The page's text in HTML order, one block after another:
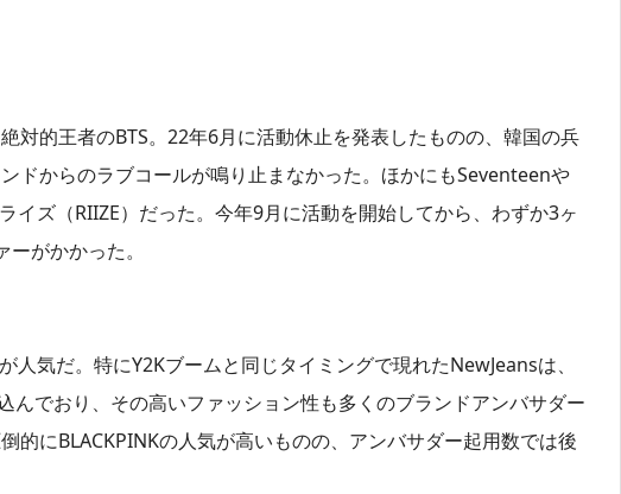
対的王者のBTS。22年6月に活動休止を発表したものの、韓国の兵
ドからのラブコールが鳴り止まなかった。ほかにもSeventeenや
ズ（RIIZE）だった。今年9月に活動を開始してから、わずか3ヶ
がかかった。
気だ。特にY2Kブームと同じタイミングで現れたNewJeansは、
んでおり、その高いファッション性も多くのブランドアンバサダー
にBLACKPINKの人気が高いものの、アンバサダー起用数では後